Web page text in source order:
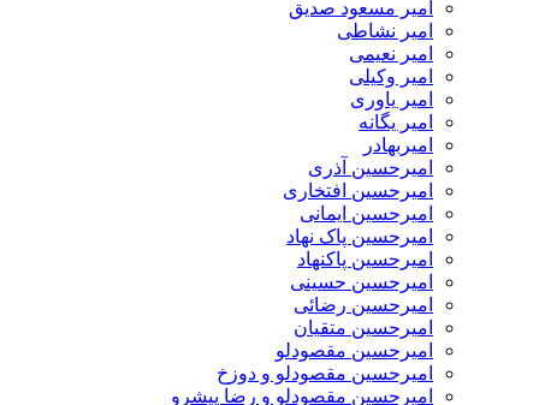
امیر مسعود صدیق
امیر نشاطی
امیر نعیمی
امیر وکیلی
امیر یاوری
امیر یگانه
امیربهادر
امیرحسین آذری
امیرحسین افتخاری
امیرحسین ایمانی
امیرحسین پاک نهاد
امیرحسین پاکنهاد
امیرحسین حسینی
امیرحسین رضائی
امیرحسین متقیان
امیرحسین مقصودلو
امیرحسین مقصودلو و دوزخ
امیرحسین مقصودلو و رضا پیشرو